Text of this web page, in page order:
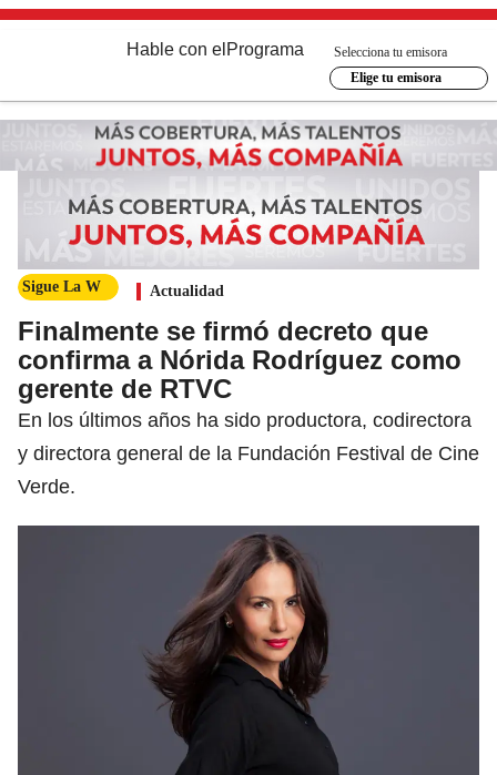
Hable con el Programa
Selecciona tu emisora
Elige tu emisora
Sigue La W Actualidad
Finalmente se firmó decreto que
confirma a Nórida Rodríguez como
gerente de RTVC
En los últimos años ha sido productora, codirectora
y directora general de la Fundación Festival de Cine
Verde.